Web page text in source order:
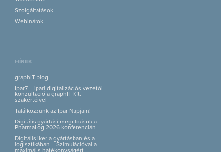
Szolgáltatások
Webinárok
HÍREK
graphIT blog
Ipar7 – ipari digitalizációs vezetői
konzultáció a graphIT Kft.
szakértőivel
Találkozzunk az Ipar Napjain!
Digitális gyártási megoldások a
PharmaLog 2026 konferencián
Digitális iker a gyártásban és a
logisztikában – Szimulációval a
maximális hatékonyságért